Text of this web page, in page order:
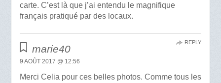
carte. C’est là que j’ai entendu le magnifique
français pratiqué par des locaux.
marie40
9 AOÛT 2017 @ 12:56
Merci Celia pour ces belles photos. Comme tous les
REPLY